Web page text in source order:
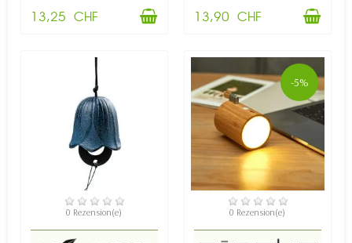
13,25 CHF 13,90 CHF
NICHT AUF LAGER
0 Rezension(e)
-5%
VERFÜGBAR
0 Rezension(e)